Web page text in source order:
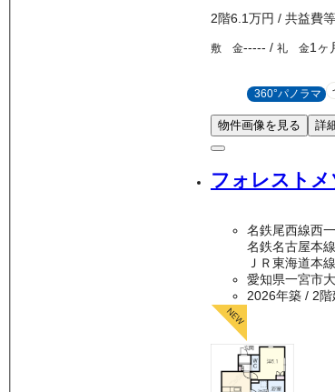
2階6.1万円 / 共益費等
敷 金----- / 礼 金1ヶ
360°パノラマ
物件画像を見る 詳
フォレスト
名鉄尾西線西
名鉄名古屋本
ＪＲ東海道本
愛知県一宮市
2026年築 / 2階